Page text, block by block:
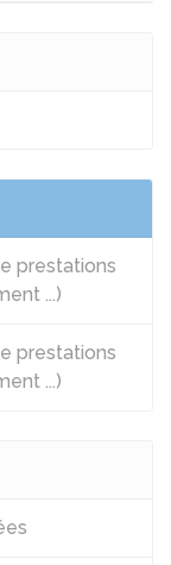
prestations
...)
prestations
...)